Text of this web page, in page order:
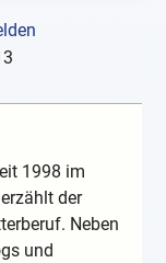
1998 im
der
Neben
und